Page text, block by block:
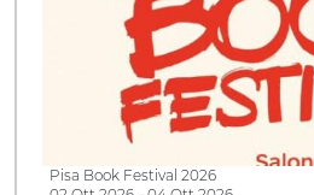
Pisa Book Festival 2026